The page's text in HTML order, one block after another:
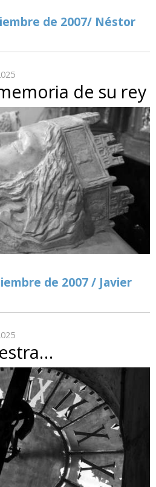
de 2007/ Néstor
de su rey
de 2007 / Javier